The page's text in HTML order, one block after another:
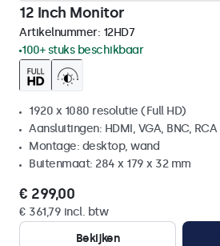
12 Inch Monitor
Artikelnummer: 12HD7
100+ stuks beschikbaar
1920 x 1080 resolutie (Full HD)
Aansluitingen: HDMI, VGA, BNC, RCA
Montage: desktop, wand
Buitenmaat: 284 x 179 x 32 mm
€ 299,00
€ 361,79 incl. btw
Bekijken